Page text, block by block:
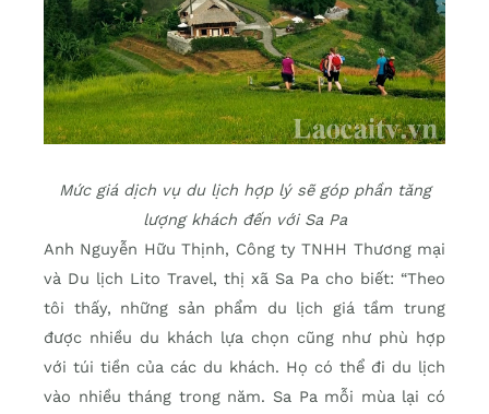
Mức giá dịch vụ du lịch hợp lý sẽ góp phần tăng
lượng khách đến với Sa Pa
Anh Nguyễn Hữu Thịnh, Công ty TNHH Thương mại
và Du lịch Lito Travel, thị xã Sa Pa cho biết: “Theo
tôi thấy, những sản phẩm du lịch giá tầm trung
được nhiều du khách lựa chọn cũng như phù hợp
với túi tiền của các du khách. Họ có thể đi du lịch
vào nhiều tháng trong năm. Sa Pa mỗi mùa lại có